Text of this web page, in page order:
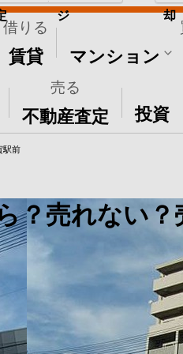
借りる
賃貸 マンション
売る
不動産査定
その
投資
ジ 却
駅前
？売れない